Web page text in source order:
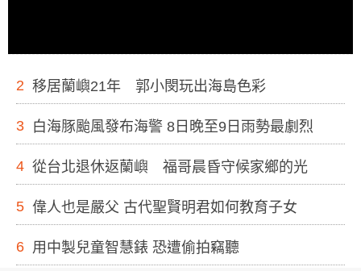
2 移居蘭嶼21年 郭小閔玩出海島色彩
3 白海豚颱風發布海警 8日晚至9日雨勢最劇烈
4 從台北退休返蘭嶼 福哥晨昏守候家鄉的光
5 偉人也是嚴父 古代聖賢明君如何教育子女
6 用中製兒童智慧錶 恐遭偷拍竊聽